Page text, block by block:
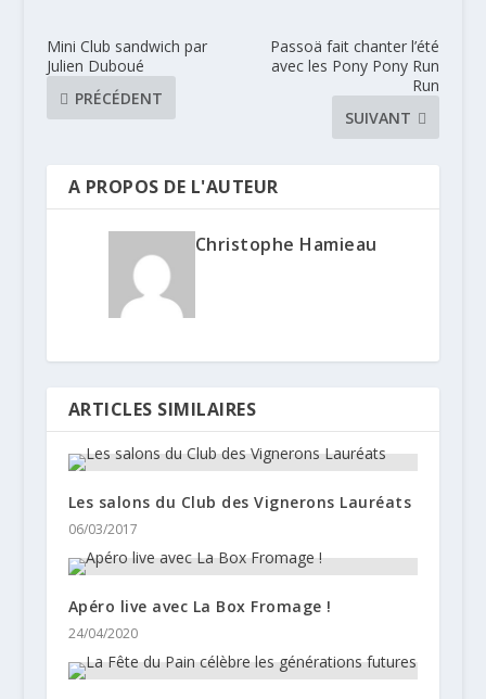
Mini Club sandwich par
Julien Duboué
PRÉCÉDENT
Passoä fait chanter l’été
avec les Pony Pony Run
Run
SUIVANT
A PROPOS DE L'AUTEUR
Christophe Hamieau
ARTICLES SIMILAIRES
Les salons du Club des Vignerons Lauréats
06/03/2017
Apéro live avec La Box Fromage !
24/04/2020